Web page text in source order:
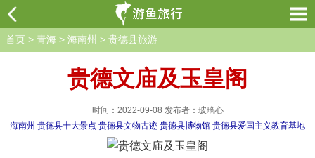
首页 > 青海 > 海南州 > 贵德县旅游
贵德文庙及玉皇阁
时间：2022-09-08 发布者：玻璃心
海南州 贵德县十大景点 贵德县文物古迹 贵德县博物馆 贵德县爱国主义教育基地